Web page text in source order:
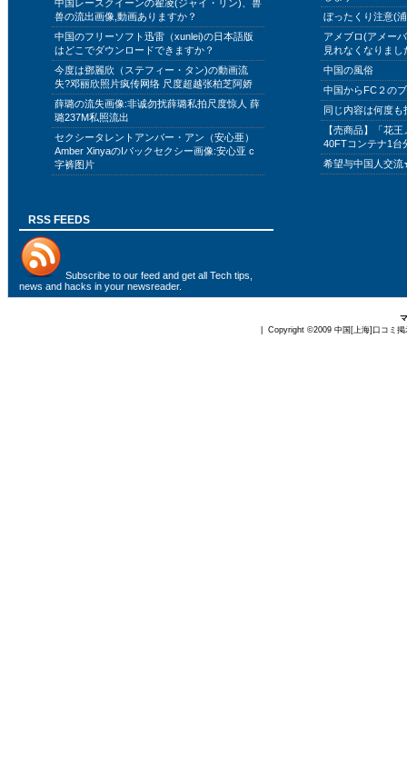
中国レースクイーンの翟凌(ジャイ・リン)、兽
兽の流出画像,動画ありますか？
中国のフリーソフト迅雷（xunlei)の日本語版
はどこでダウンロードできますか？
今度は鄧麗欣（ステフィー・タン)の動画流
失?邓丽欣照片疯传网络 尺度超越张柏芝阿娇
薛璐の流失画像:非诚勿扰薛璐私拍尺度惊人 薛
璐237M私照流出
セクシータレントアンバー・アン（安心亜）
Amber XinyaのIバックセクシー画像:安心亚 c
字裤图片
ぼったくり注意(
アメブロ(アメー
見れなくなりまし
中国の風俗
中国からFC２の
同じ内容は何度
【売商品】「花
40FTコンテナ1台
希望与中国人交
RSS FEEDS
Subscribe to our feed and get all Tech tips,
news and hacks in your newsreader.
| Copyright ©2009 中国[上海]口コミ掲